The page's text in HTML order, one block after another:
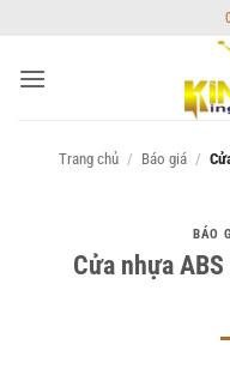
nội
Trang chủ / Báo giá /
BÁO
Cửa nhựa